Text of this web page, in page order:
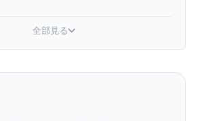
い時期はいつ？買い時カレンダー
エアコンは今後値上がりする？
全部見る